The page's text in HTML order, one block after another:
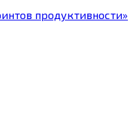
продуктивности»